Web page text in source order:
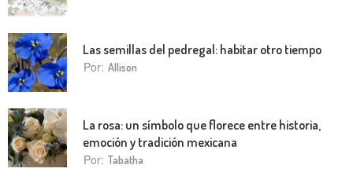
Las semillas del pedregal: habitar otro tiempo
Por: Allison
La rosa: un símbolo que florece entre historia,
emoción y tradición mexicana
Por: Tabatha